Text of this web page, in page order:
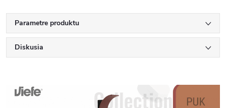
Parametre produktu
Diskusia